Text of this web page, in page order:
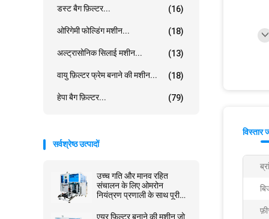
डस्ट बैग फ़िल्टर... (16)
ओरिगेमी फोल्डिंग मशीन... (18)
अल्ट्रासोनिक सिलाई मशीन... (13)
वायु फ़िल्टर फ्रेम बनाने की मशीन... (18)
हेपा बैग फ़िल्टर... (79)
सर्वश्रेष्ठ उत्पादों
उच्च गति और मानव रहित
संचालन के लिए ओमरोन
नियंत्रण प्रणाली के साथ पूरी
लाइन
एयर फिल्टर बनाने की मशीन जो
विस्तार